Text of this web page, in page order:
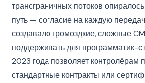
трансграничных потоков
путь — согласие на каждую
создавало громоздкие, сложные
поддерживать для программатик-
2023 года позволяет контролёрам
стандартные контракты или